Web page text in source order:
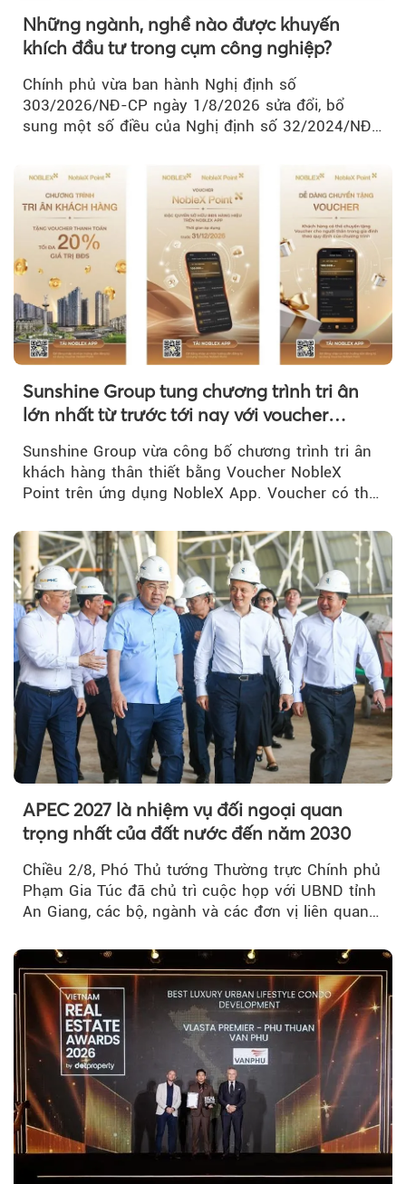
Những ngành, nghề nào được khuyến
khích đầu tư trong cụm công nghiệp?
Chính phủ vừa ban hành Nghị định số
303/2026/NĐ-CP ngày 1/8/2026 sửa đổi, bổ
sung một số điều của Nghị định số 32/2024/NĐ-
Sunshine Group tung chương trình tri ân
lớn nhất từ trước tới nay với voucher
NobleX Point cho khách hàng thân thiết
Sunshine Group vừa công bố chương trình tri ân
khách hàng thân thiết bằng Voucher NobleX
Point trên ứng dụng NobleX App. Voucher có thể
APEC 2027 là nhiệm vụ đối ngoại quan
trọng nhất của đất nước đến năm 2030
Chiều 2/8, Phó Thủ tướng Thường trực Chính phủ
Phạm Gia Túc đã chủ trì cuộc họp với UBND tỉnh
An Giang, các bộ, ngành và các đơn vị liên quan